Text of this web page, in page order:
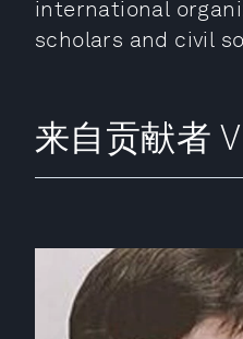
international
scholars and civil
来自贡献者